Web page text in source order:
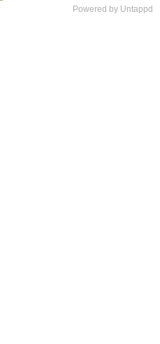
Powered by Untappd